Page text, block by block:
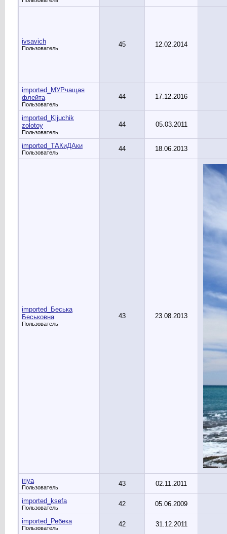
ivsavich
Пользователь 45 12.02.2014
imported_МУРчащая
флейта
Пользователь
44 17.12.2016
imported_Kljuchik
zolotoy
Пользователь
44 05.03.2011
imported_ТАКиДАки
Пользователь 44 18.06.2013
imported_Беська
Беськовна
Пользователь
43 23.08.2013
iriya
Пользователь 43 02.11.2011
imported_ksefa
Пользователь 42 05.06.2009
imported_Ребека
Пользователь 42 31.12.2011